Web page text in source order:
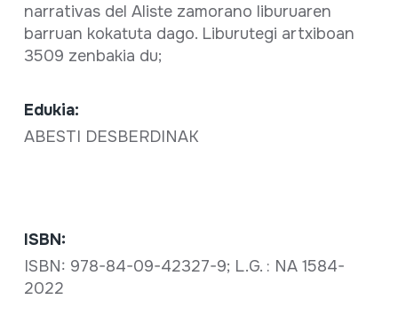
narrativas del Aliste zamorano liburuaren
barruan kokatuta dago. Liburutegi artxiboan
3509 zenbakia du;
Edukia:
ABESTI DESBERDINAK
ISBN:
ISBN: 978-84-09-42327-9; L.G. : NA 1584-
2022